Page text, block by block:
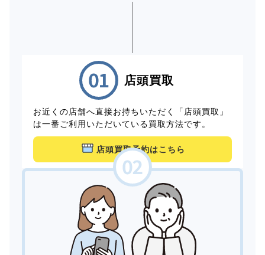
店頭買取
お近くの店舗へ直接お持ちいただく「店頭買取」
は一番ご利用いただいている買取方法です。
店頭買取予約はこちら